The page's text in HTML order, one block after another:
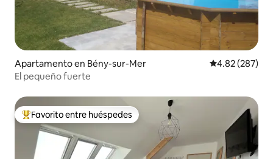
Apartamento en Bény-sur-Mer Calificación
4.82 (287)
El pequeño fuerte
Favorito entre huéspedes preferido
Favorito entre huéspedes